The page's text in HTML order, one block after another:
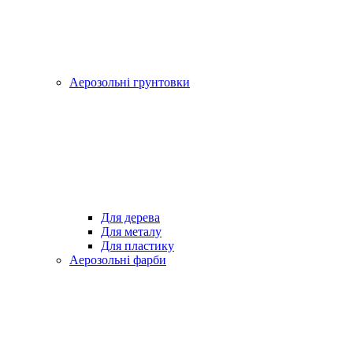
Аерозольні грунтовки
Для дерева
Для металу
Для пластику
Аерозольні фарби